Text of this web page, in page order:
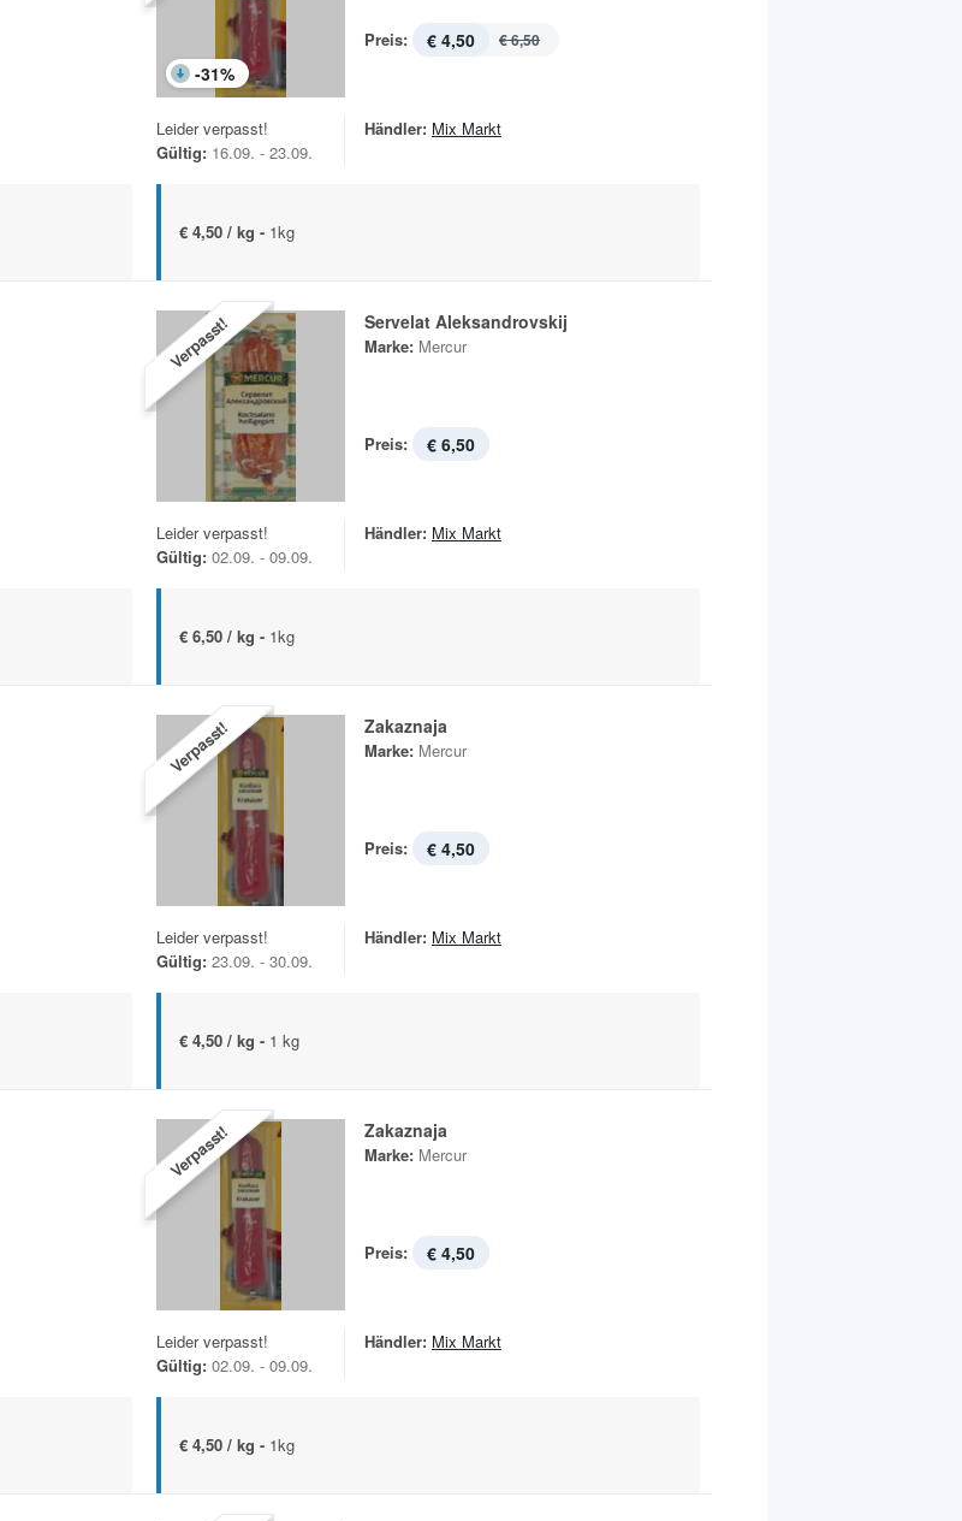
-31%
Preis: € 4,50 € 6,50
Leider verpasst!
Gültig: 16.09. - 23.09.
Händler: Mix Markt
€ 4,50 / kg - 1kg
Verpasst! Servelat Aleksandrovskij
Marke: Mercur
Preis: € 6,50
Leider verpasst!
Gültig: 02.09. - 09.09.
Händler: Mix Markt
€ 6,50 / kg - 1kg
Verpasst! Zakaznaja
Marke: Mercur
Preis: € 4,50
Leider verpasst!
Gültig: 23.09. - 30.09.
Händler: Mix Markt
€ 4,50 / kg - 1 kg
Verpasst! Zakaznaja
Marke: Mercur
Preis: € 4,50
Leider verpasst!
Gültig: 02.09. - 09.09.
Händler: Mix Markt
€ 4,50 / kg - 1kg